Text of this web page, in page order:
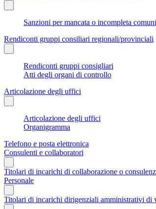
Sanzioni per mancata o incompleta
Rendiconti gruppi consiliari regionali/provinciali
Rendiconti gruppi consigliari
Atti degli organi di controllo
Articolazione degli uffici
Articolazione degli uffici
Organigramma
Telefono e posta elettronica
Consulenti e collaboratori
Titolari di incarichi di collaborazione o
Personale
Titolari di incarichi dirigenziali amministrativi di